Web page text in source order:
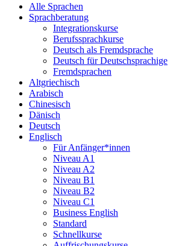
Alle Sprachen
Sprachberatung
Integrationskurse
Berufssprachkurse
Deutsch als Fremdsprache
Deutsch für Deutschsprachige
Fremdsprachen
Altgriechisch
Arabisch
Chinesisch
Dänisch
Deutsch
Englisch
Für Anfänger*innen
Niveau A1
Niveau A2
Niveau B1
Niveau B2
Niveau C1
Business English
Standard
Schnellkurse